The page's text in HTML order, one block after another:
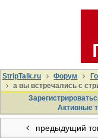
StripTalk.ru Форум
а вы встречались с
Активные
предыдущий